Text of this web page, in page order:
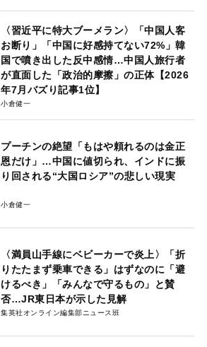
〈習近平に特大ブーメラン〉「中国人客
お断り」「中国に好感持てない72%」韓
国で噴き出した反中感情…中国人旅行者
が直面した「政治的摩擦」の正体【2026
年7月バズり記事1位】
小倉健一
プーチンの絶望「もはや頼れるのは金正
恩だけ」…中国に値切られ、インドに振
り回される“大国ロシア”の悲しい現実
小倉健一
〈満員山手線にベビーカーで炎上〉「折
りたたまず乗車できる」はずなのに「避
けるべき」「みんなで守るもの」と賛
否…JR東日本が示した見解
集英社オンライン編集部ニュース班